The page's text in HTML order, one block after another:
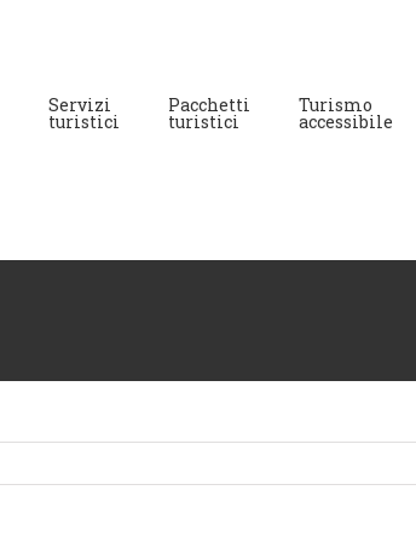
Servizi
turistici
Pacchetti
turistici
Turismo
accessibile